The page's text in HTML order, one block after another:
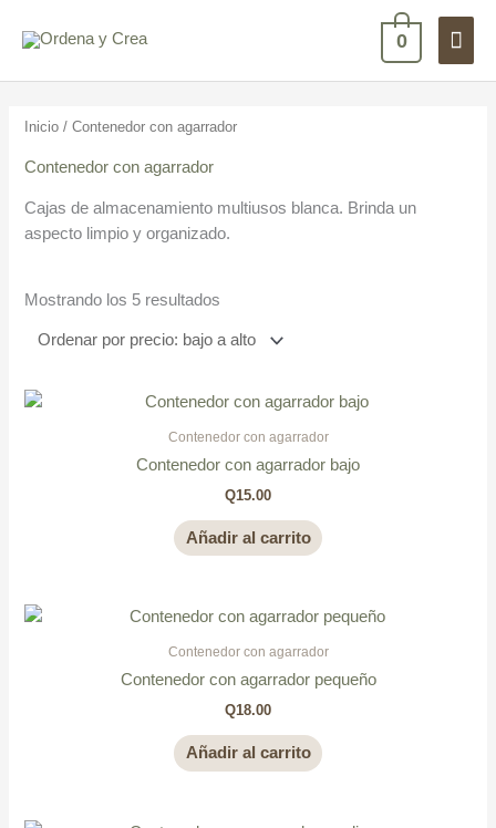
0
Inicio / Contenedor con agarrador
Contenedor con agarrador
Cajas de almacenamiento multiusos blanca. Brinda un
aspecto limpio y organizado.
Mostrando los 5 resultados
precio:
bajo
Contenedor con agarrador
Contenedor con agarrador bajo
Q15.00
Añadir al carrito
Contenedor con agarrador
Contenedor con agarrador pequeño
Q18.00
Añadir al carrito